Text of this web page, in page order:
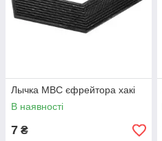
Лычка МВС єфрейтора хакі
В наявності
7 ₴